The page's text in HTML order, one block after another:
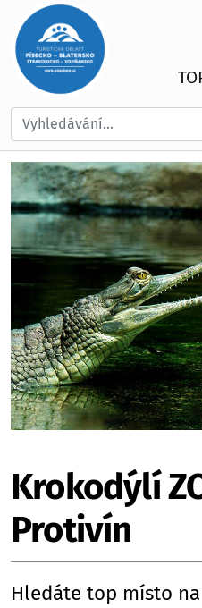
Vyhledávání...
Krokodýlí
Protivín
Hledáte top místo